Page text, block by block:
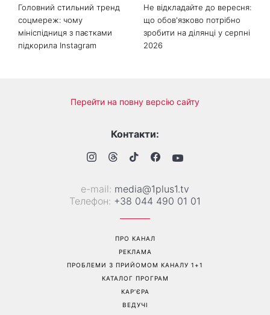
Головний стильний тренд
соцмереж: чому
мініспідниця з паєтками
підкорила Instagram
Не відкладайте до вересня:
що обов'язково потрібно
зробити на ділянці у серпні
2026
Перейти на повну версію сайту
Контакти:
е-mail: media@1plus1.tv
Телефон: +38 044 490 01 01
ПРО КАНАЛ
РЕКЛАМА
ПРОБЛЕМИ З ПРИЙОМОМ КАНАЛУ 1+1
КАТАЛОГ ПРОГРАМ
КАР’ЄРА
ВЕДУЧІ